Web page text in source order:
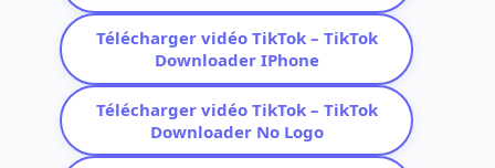
Télécharger vidéo TikTok – TikTok
Downloader IPhone
Télécharger vidéo TikTok – TikTok
Downloader No Logo